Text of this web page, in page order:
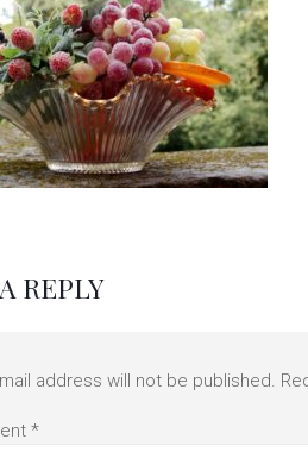
REPLY
address will not be published.
*